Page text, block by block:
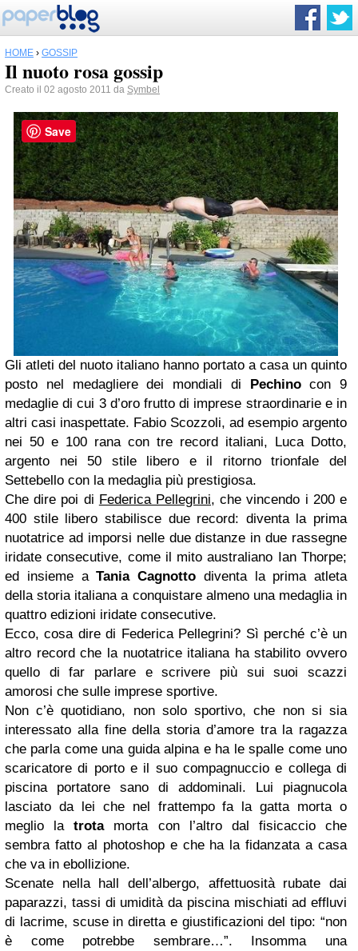
HOME › GOSSIP
Il nuoto rosa gossip
Creato il 02 agosto 2011 da Symbel
Gli atleti del nuoto italiano hanno portato a casa un quinto
posto nel medagliere dei mondiali di Pechinocon 9
medaglie di cui 3 d’oro frutto di imprese straordinarie e in
altri casi inaspettate. Fabio Scozzoli, ad esempio argento
nei 50 e 100 rana con tre record italiani, Luca Dotto,
argento nei 50 stile libero e il ritorno trionfale del
Settebello con la medaglia più prestigiosa.
Che dire poi di Federica Pellegrini, che vincendo i 200 e
400 stile libero stabilisce due record: diventa la prima
nuotatrice ad imporsi nelle due distanze in due rassegne
iridate consecutive, come il mito australiano Ian Thorpe;
ed insieme aTania Cagnotto diventa la prima atleta
della storia italiana a conquistare almeno una medaglia in
quattro edizioni iridate consecutive.
Ecco, cosa dire di Federica Pellegrini? Sì perché c’è un
altro record che la nuotatrice italiana ha stabilito ovvero
quello di far parlare e scrivere più sui suoi scazzi
amorosi che sulle imprese sportive.
Non c’è quotidiano, non solo sportivo, che non si sia
interessato alla fine della storia d’amore tra la ragazza
che parla come una guida alpina e ha le spalle come uno
scaricatore di porto e il suo compagnuccio e collega di
piscina portatore sano di addominali. Lui piagnucola
lasciato da lei che nel frattempo fa la gatta morta o
meglio latrotamorta con l’altro dal fisicaccio che
sembra fatto al photoshop e che ha la fidanzata a casa
che va in ebollizione.
Scenate nella hall dell’albergo, affettuosità rubate dai
paparazzi, tassi di umidità da piscina mischiati ad effluvi
di lacrime, scuse in diretta e giustificazioni del tipo: “non
è come potrebbe sembrare…”. Insomma una
Save